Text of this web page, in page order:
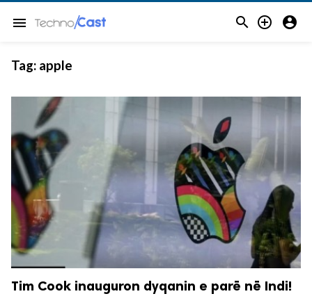
menu   
Tag: apple
Tim Cook inauguron dyqanin e parë në Indi!